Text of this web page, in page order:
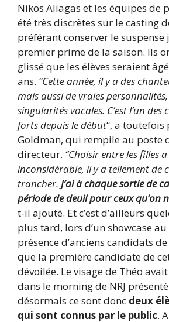
Nikos Aliagas et les équipes de
été très discrètes sur le casting
préférant conserver le suspense
premier prime de la saison. Ils
glissé que les élèves seraient
ans. “Cette année, il y a des
mais aussi de vraies
singularités vocales. C’est l’un des
forts depuis le début“, a toutefois
Goldman, qui rempile au poste
directeur. “Choisir entre les filles
inconsidérable, il y a tellement de
trancher. J’ai à chaque sortie de
période de deuil pour ceux qu’on
t-il ajouté. Et c’est d’ailleurs
plus tard, lors d’un showcase au
présence d’anciens candidats
que la première candidate de
dévoilée. Le visage de Théo
dans le morning de NRJ
désormais ce sont donc deux
qui sont connus par le public.